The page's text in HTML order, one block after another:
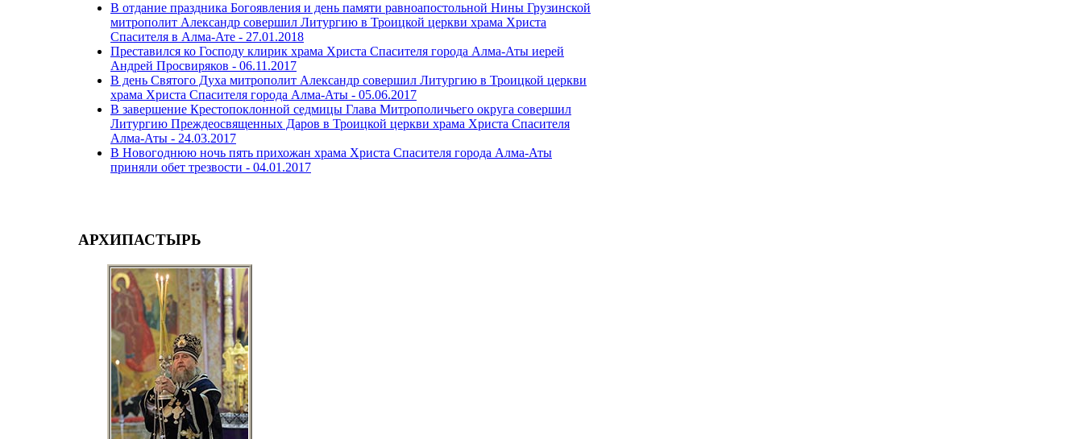
В отдание праздника Богоявления и день памяти равноапостольной Нины Грузинской
митрополит Александр совершил Литургию в Троицкой церкви храма Христа
Спасителя в Алма-Ате - 27.01.2018
Преставился ко Господу клирик храма Христа Спасителя города Алма-Аты иерей
Андрей Просвиряков - 06.11.2017
В день Святого Духа митрополит Александр совершил Литургию в Троицкой церкви
храма Христа Спасителя города Алма-Аты - 05.06.2017
В завершение Крестопоклонной седмицы Глава Митрополичьего округа совершил
Литургию Преждеосвященных Даров в Троицкой церкви храма Христа Спасителя
Алма-Аты - 24.03.2017
В Новогоднюю ночь пять прихожан храма Христа Спасителя города Алма-Аты
приняли обет трезвости - 04.01.2017
АРХИПАСТЫРЬ